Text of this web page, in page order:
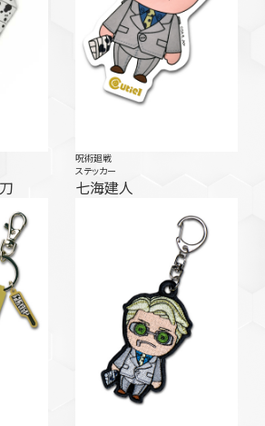
刀
呪術廻戦
ステッカー
七海建人